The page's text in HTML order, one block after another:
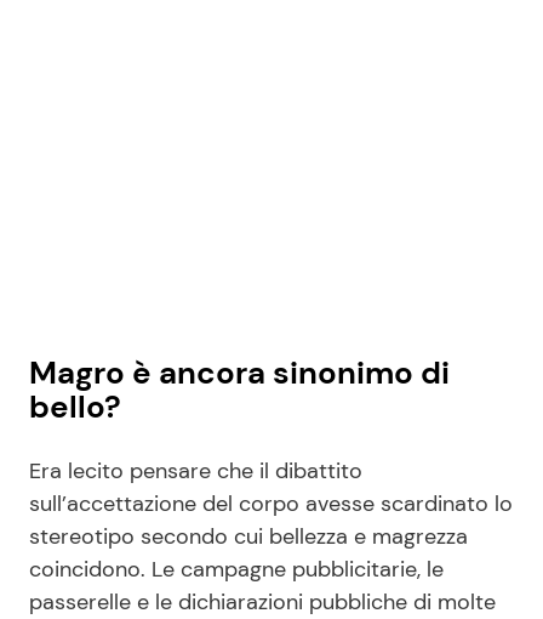
Magro è ancora sinonimo di
bello?
Era lecito pensare che il dibattito
sull’accettazione del corpo avesse scardinato lo
stereotipo secondo cui bellezza e magrezza
coincidono. Le campagne pubblicitarie, le
passerelle e le dichiarazioni pubbliche di molte